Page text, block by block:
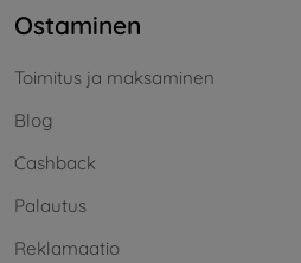
Ostaminen
Toimitus ja maksaminen
Blog
Cashback
Palautus
Reklamaatio